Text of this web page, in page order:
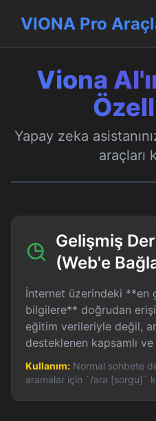
VIONA Pro
Viona
Yapay zeka
araçları
Gelişmiş
(Web'e
İnternet üzerindeki **en
bilgilere** doğrudan
eğitim verileriyle değil,
desteklenen kapsamlı ve
Kullanım: Normal sohbete
aramalar için `/ara [sorgu]`